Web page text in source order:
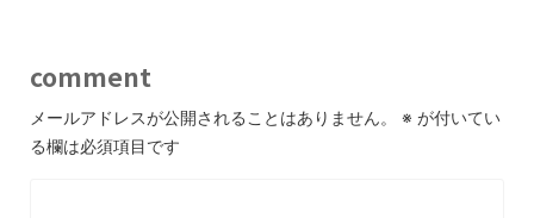
comment
メールアドレスが公開されることはありません。 ※ が付いてい
る欄は必須項目です